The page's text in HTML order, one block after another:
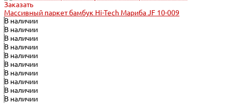
Заказать
Массивный паркет бамбук Hi-Tech Мариба JF 10-009
В наличии
В наличии
В наличии
В наличии
В наличии
В наличии
В наличии
В наличии
В наличии
В наличии